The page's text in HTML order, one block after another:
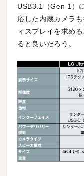
USB3.1（Gen 1）
応した内蔵カメラ
ィスプレイを求め
ると良いだろう。